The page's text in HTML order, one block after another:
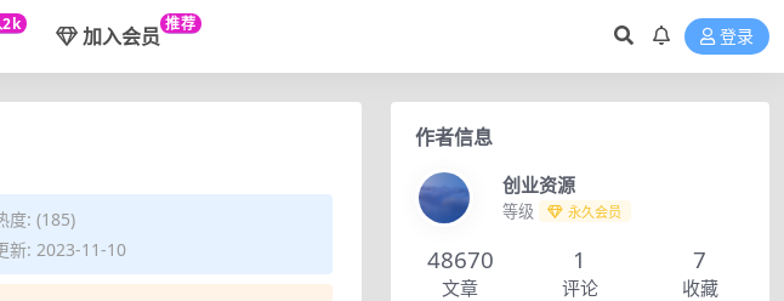
2k 加入会员 推荐
登录
度: (185)
新: 2023-11-10
作者信息
创业资源
等级 永久会员
48670
文章
1
评论
7
收藏